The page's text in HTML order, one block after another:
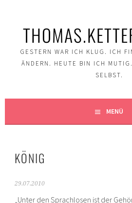
GESTERN WAR ICH KLUG. ICH
ÄNDERN. HEUTE BIN ICH
SELBST.
MENÜ
KÖNIG
29.07.2010
„Unter den Sprachlosen ist der